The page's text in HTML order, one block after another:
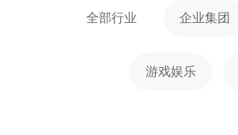
全部行业 企业集团
游戏娱乐